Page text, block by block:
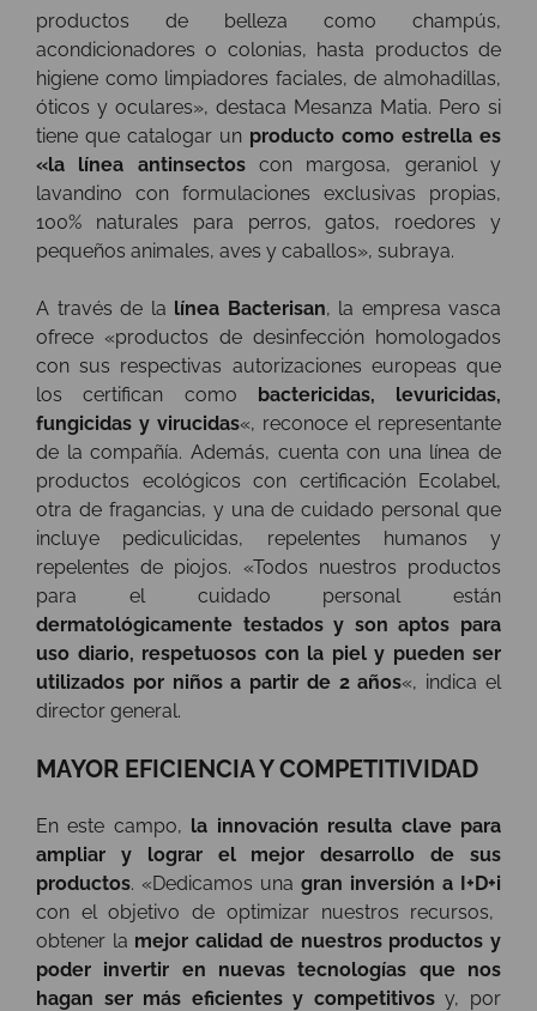
productos de belleza como champús,
acondicionadores o colonias, hasta productos de
higiene como limpiadores faciales, de almohadillas,
óticos y oculares», destaca Mesanza Matia. Pero si
tiene que catalogar un producto como estrella es
«la línea antinsectoscon margosa, geraniol y
lavandino con formulaciones exclusivas propias,
100% naturales para perros, gatos, roedores y
pequeños animales, aves y caballos», subraya.
A través de la línea Bacterisan, la empresa vasca
ofrece «productos de desinfección homologados
con sus respectivas autorizaciones europeas que
los certifican como bactericidas, levuricidas,
fungicidas y virucidas«, reconoce el representante
de la compañía. Además, cuenta con una línea de
productos ecológicos con certificación Ecolabel,
otra de fragancias, y una de cuidado personal que
incluye pediculicidas, repelentes humanos y
repelentes de piojos. «Todos nuestros productos
para el cuidado personal están
dermatológicamente testados y son aptos para
uso diario, respetuosos con la piel y pueden ser
utilizados por niños a partir de 2 años«, indica el
director general.
MAYOR EFICIENCIA Y COMPETITIVIDAD
En este campo, la innovación resulta clave para
ampliar y lograr el mejor desarrollo de sus
productos. «Dedicamos una gran inversión a I+D+i
con el objetivo de optimizar nuestros recursos,
obtener la mejor calidad de nuestros productos y
poder invertir en nuevas tecnologías que nos
hagan ser más eficientes y competitivosy, por